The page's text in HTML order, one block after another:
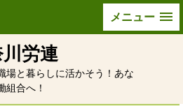
メニュー
労連
場と暮らしに活かそう！あな
組合へ！